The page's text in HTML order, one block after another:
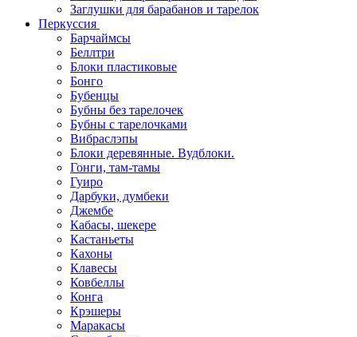
Заглушки для барабанов и тарелок
Перкуссия
Барчаймсы
Беллтри
Блоки пластиковые
Бонго
Бубенцы
Бубны без тарелочек
Бубны с тарелочками
Вибраслэпы
Блоки деревянные. Вудблоки.
Гонги, там-тамы
Гуиро
Дарбуки, думбеки
Джембе
Кабасы, шекере
Кастаньеты
Кахоны
Клавесы
Ковбеллы
Конга
Крэшеры
Маракасы